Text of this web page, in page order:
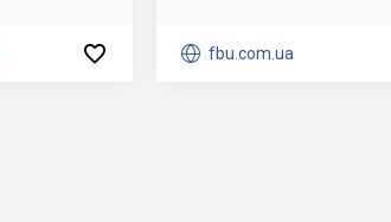
  fbu.com.ua